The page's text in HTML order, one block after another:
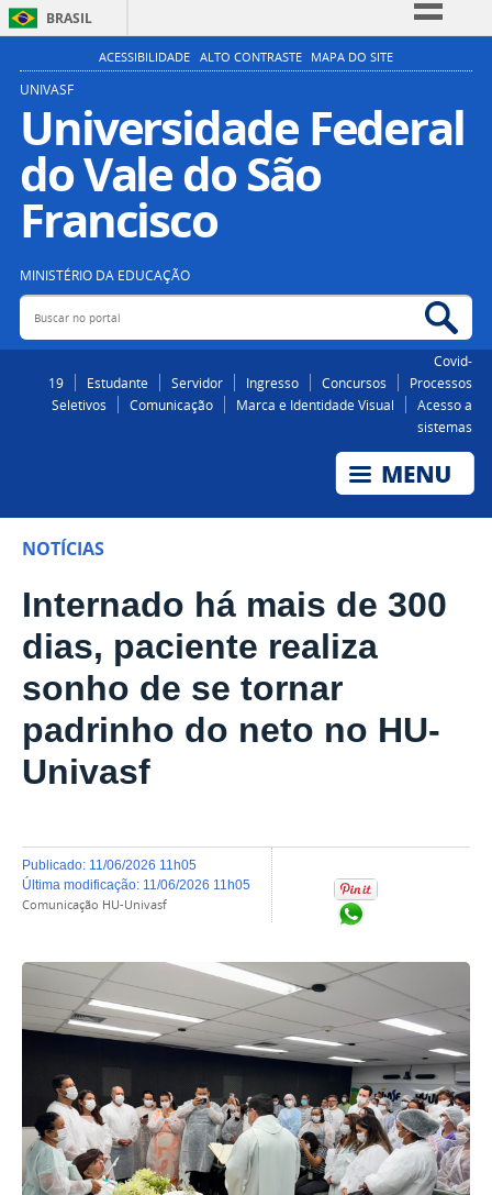
BRASIL
Simplifique!
Participe
Acesso à informação
Legislação
ACESSIBILIDADE ALTO CONTRASTE MAPA DO SITE
UNIVASF
Universidade Federal
do Vale do São
Francisco
MINISTÉRIO DA EDUCAÇÃO
Buscar no portal
Covid-
19
Estudante Servidor Ingresso Concursos
Processos
Seletivos
Comunicação Marca e Identidade Visual
Acesso a
sistemas
NOTÍCIAS
Internado há mais de 300
dias, paciente realiza
sonho de se tornar
padrinho do neto no HU-
Univasf
publicado: 11/06/2026 11h05
última modificação: 11/06/2026 11h05
Comunicação HU-Univasf